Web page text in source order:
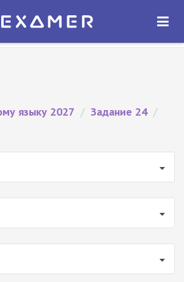
— ЕГЭ 2027
ОТКРЫТЬ
языку 2027 / Задание 24 /